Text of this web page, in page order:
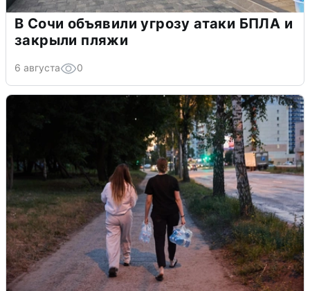
В Сочи объявили угрозу атаки БПЛА и
закрыли пляжи
6 августа 0